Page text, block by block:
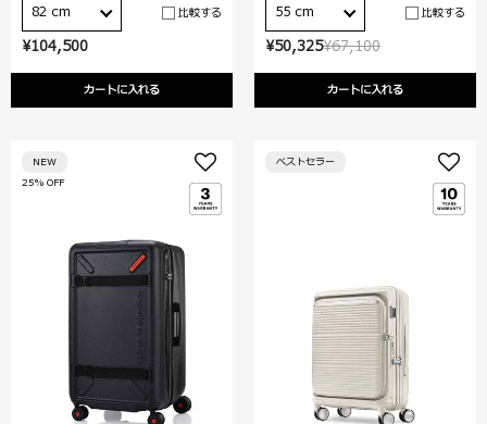
¥104,500
カートに入れる
82 cm 比較する
¥67,100
¥50,325
カートに入れる
55 cm 比較する
25% OFF
NEW ベストセラー